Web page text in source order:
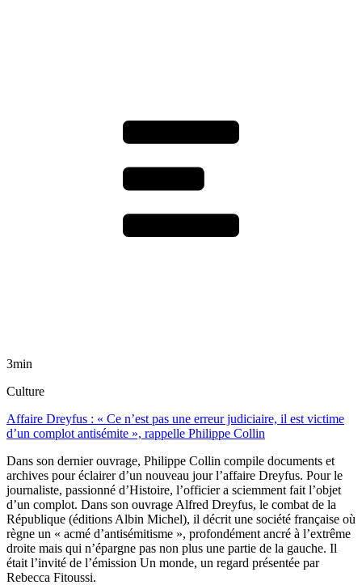
3min
Culture
Affaire Dreyfus : « Ce n’est pas une erreur judiciaire, il est victime
d’un complot antisémite », rappelle Philippe Collin
Dans son dernier ouvrage, Philippe Collin compile documents et
archives pour éclairer d’un nouveau jour l’affaire Dreyfus. Pour le
journaliste, passionné d’Histoire, l’officier a sciemment fait l’objet
d’un complot. Dans son ouvrage Alfred Dreyfus, le combat de la
République (éditions Albin Michel), il décrit une société française où
règne un « acmé d’antisémitisme », profondément ancré à l’extrême
droite mais qui n’épargne pas non plus une partie de la gauche. Il
était l’invité de l’émission Un monde, un regard présentée par
Rebecca Fitoussi.